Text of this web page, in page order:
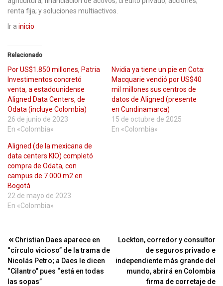
renta fija; y soluciones multiactivos.
Ir a inicio
Relacionado
Por US$1.850 millones, Patria
Investimentos concretó
venta, a estadounidense
Aligned Data Centers, de
Odata (incluye Colombia)
26 de junio de 2023
En «Colombia»
Nvidia ya tiene un pie en Cota:
Macquarie vendió por US$40
mil millones sus centros de
datos de Aligned (presente
en Cundinamarca)
15 de octubre de 2025
En «Colombia»
Aligned (de la mexicana de
data centers KIO) completó
compra de Odata, con
campus de 7.000 m2 en
Bogotá
22 de mayo de 2023
En «Colombia»
Navegación
de
entradas
Christian Daes aparece en
“círculo vicioso” de la trama de
Nicolás Petro; a Daes le dicen
“Cilantro” pues “está en todas
las sopas”
Lockton, corredor y consultor
de seguros privado e
independiente más grande del
mundo, abrirá en Colombia
firma de corretaje de